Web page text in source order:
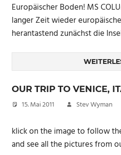
Europäischer Boden! MS
langer Zeit wieder
herantastend zunächst die
OUR TRIP TO VENICE,
15. Mai 2011 Stev Wyman
klick on the image to follow
and see all the pictures from